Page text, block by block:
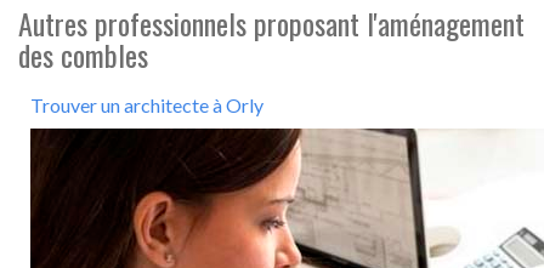
Autres professionnels proposant l'aménagement
des combles
Trouver un architecte à Orly